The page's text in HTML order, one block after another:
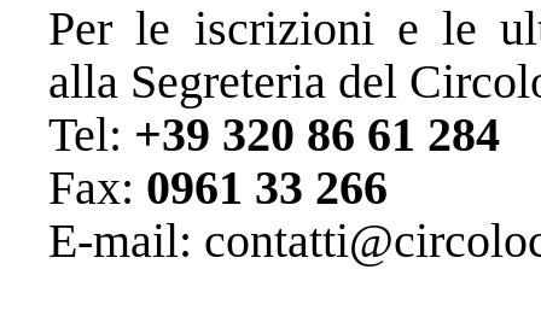
Per le iscrizioni e le
alla Segreteria del
Tel: +39 320 86 61 284
Fax: 0961 33 266
E-mail: